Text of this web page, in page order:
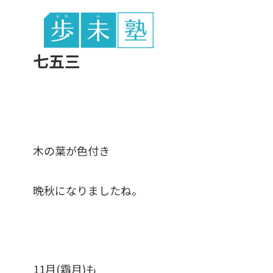
東谷中生の
七五三
木の葉が色付き
晩秋になりましたね。
11月(霜月)も